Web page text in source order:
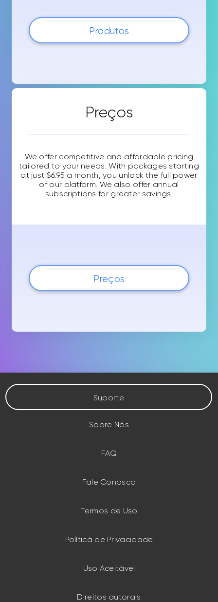
Produtos
Preços
We offer competitive and affordable pricing
tailored to your needs. With packages starting
at just $6.95 a month, you unlock the full power
of our platform. We also offer annual
subscriptions for greater savings.
Preços
Suporte
Sobre Nós
FAQ
Fale Conosco
Termos de Uso
Políticá de Privacidade
Uso Aceitável
Direitos autorais